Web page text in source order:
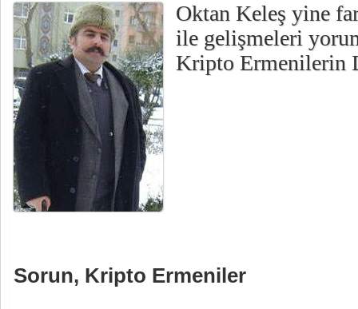
Oktan Keleş yine
ile gelişmeleri
Kripto Ermenilerin
Sorun, Kripto Ermeniler